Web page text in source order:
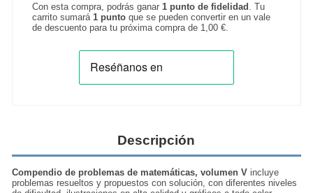
Con esta compra, podrás ganar 1 punto de fidelidad . Tu
carrito sumará 1 punto que se pueden convertir en un vale
de descuento para tu próxima compra de 1,00 €
Descripción
Compendio de problemas de matemáticas, volumen V incluye
problemas resueltos y propuestos con solución, con diferentes niveles